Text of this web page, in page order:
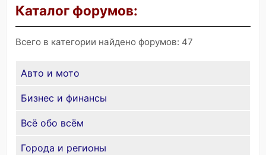
Каталог форумов:
Всего в категории найдено форумов: 47
Авто и мото
Бизнес и финансы
Всё обо всём
Города и регионы